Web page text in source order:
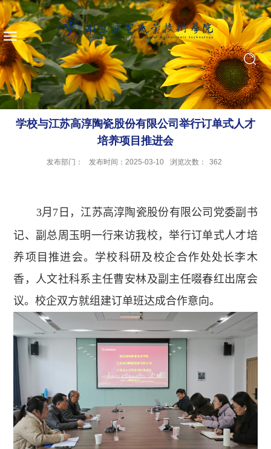
学校与江苏高淳陶瓷股份有限公司举行订单式人才
培养项目推进会
发布部门： 发布时间：2025-03-10 浏览次数： 362
3月 7 日，江苏高淳陶瓷股份有限公司党委副书
记、副总周玉明一行来访我校，举行订单式人才培
养项目推进会。学校科研及校企合作处处长李木
香，人文社科系主任曹安林及副主任啜春红出席会
议。校企双方就组建订单班达成合作意向。